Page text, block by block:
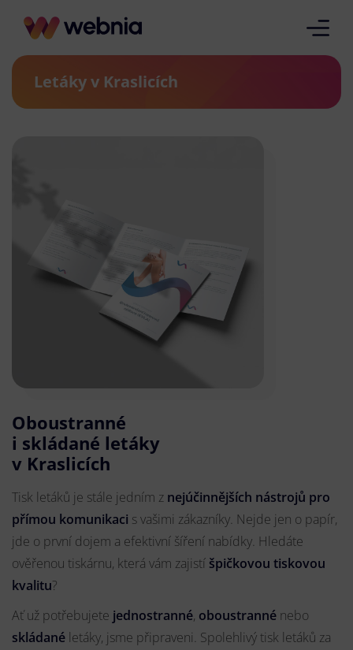
Letáky v Kraslicích
Oboustranné
i skládané letáky
v Kraslicích
Tisk letáků je stále jedním z nejúčinnějších nástrojů pro
přímou komunikaci s vašimi zákazníky. Nejde jen o papír,
jde o první dojem a efektivní šíření nabídky. Hledáte
ověřenou tiskárnu, která vám zajistí špičkovou tiskovou
kvalitu?
Ať už potřebujete jednostranné, oboustranné nebo
skládané letáky, jsme připraveni. Spolehlivý tisk letáků za